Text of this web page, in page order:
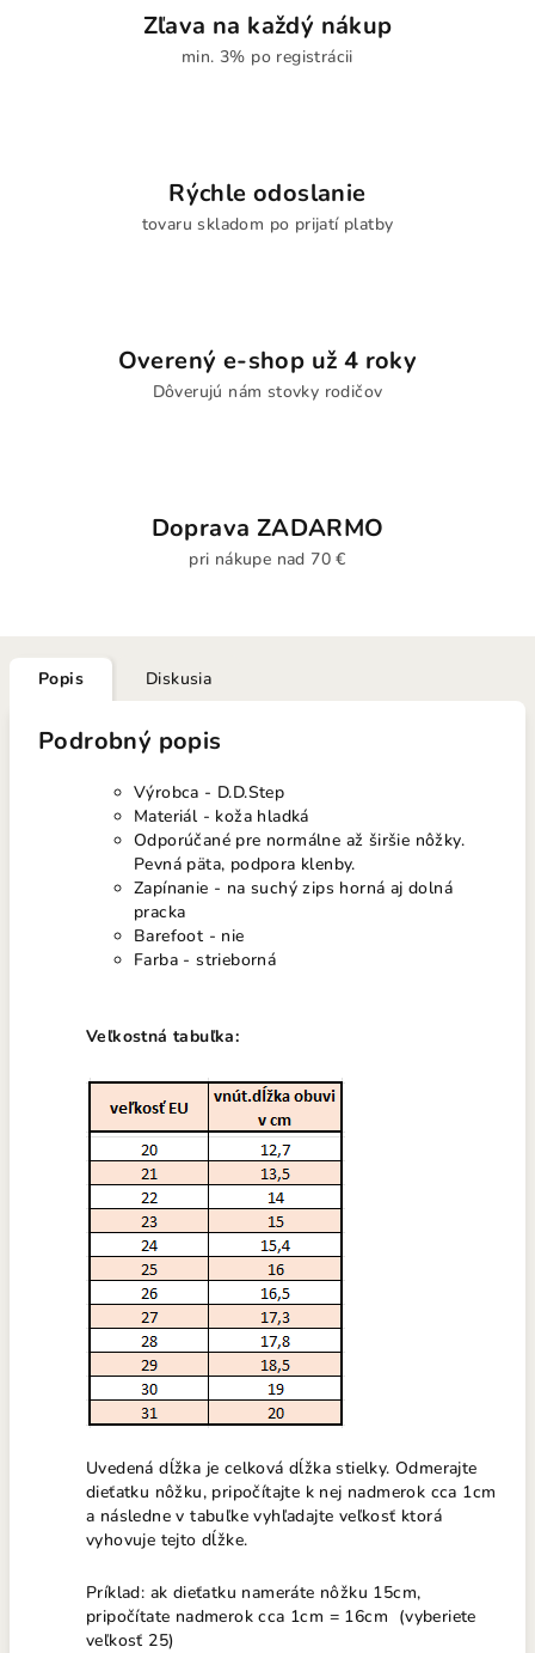
Zľava na každý nákup
min. 3% po registrácii
Rýchle odoslanie
tovaru skladom po prijatí platby
Overený e-shop už 4 roky
Dôverujú nám stovky rodičov
Doprava ZADARMO
pri nákupe nad 70 €
Popis Diskusia
Podrobný popis
Výrobca - D.D.Step
Materiál - koža hladká
Odporúčané pre normálne až širšie nôžky.
Pevná päta, podpora klenby.
Zapínanie - na suchý zips horná aj dolná
pracka
Barefoot - nie
Farba - strieborná
Veľkostná tabuľka:
Uvedená dĺžka je celková dĺžka stielky. Odmerajte
dieťatku nôžku, pripočítajte k nej nadmerok cca 1cm
a následne v tabuľke vyhľadajte veľkosť ktorá
vyhovuje tejto dĺžke.
Príklad: ak dieťatku nameráte nôžku 15cm,
pripočítate nadmerok cca 1cm = 16cm (vyberiete
veľkosť 25)